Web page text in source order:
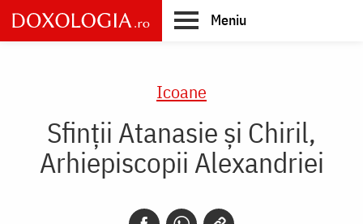
Skip
to
main
Meniu
Icoane
Sfinții Atanasie și Chiril,
Arhiepiscopii Alexandriei